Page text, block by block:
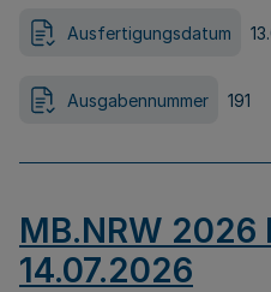
Ausfertigungsdatum
Ausgabennummer 191
MB.NRW 2026
14.07.2026